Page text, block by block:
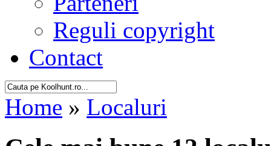
Reguli copyright
Contact
Home » Localuri